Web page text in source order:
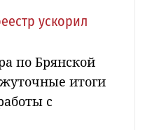
ускорил
по Брянской
итоги
с